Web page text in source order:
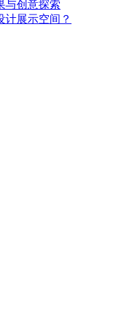
与创意探索
计展示空间？